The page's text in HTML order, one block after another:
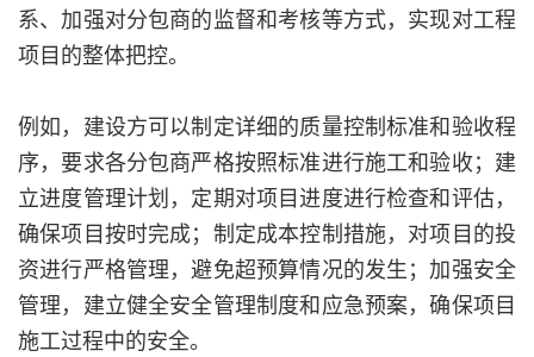
系、加强对分包商的监督和考核等方式，实现对工程
项目的整体把控。
例如，建设方可以制定详细的质量控制标准和验收程
序，要求各分包商严格按照标准进行施工和验收；建
立进度管理计划，定期对项目进度进行检查和评估，
确保项目按时完成；制定成本控制措施，对项目的投
资进行严格管理，避免超预算情况的发生；加强安全
管理，建立健全安全管理制度和应急预案，确保项目
施工过程中的安全。